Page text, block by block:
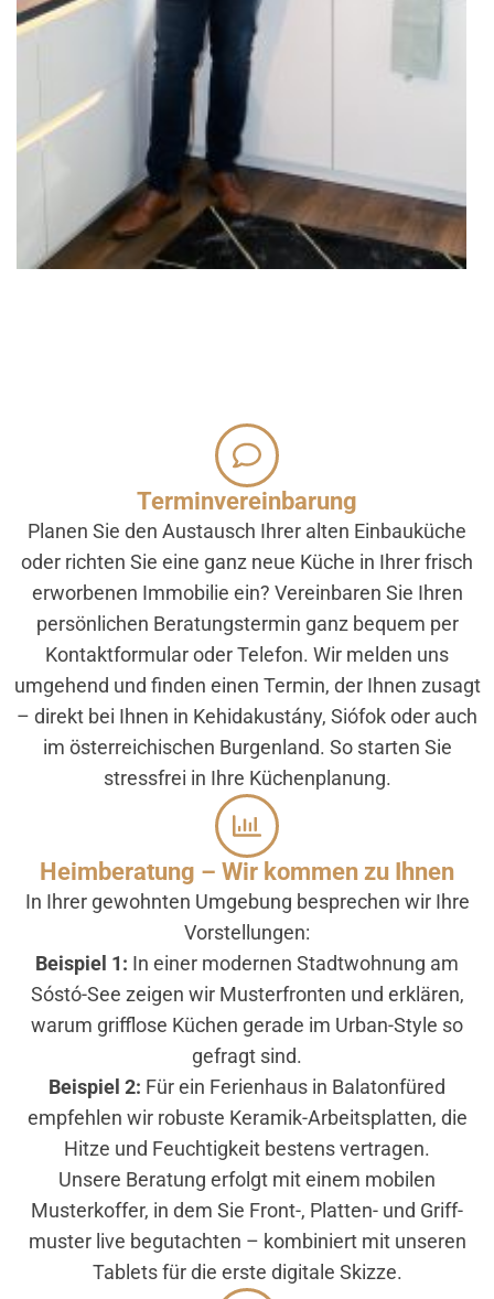
Terminvereinbarung
Planen Sie den Austausch Ihrer alten Einbauküche
oder richten Sie eine ganz neue Küche in Ihrer frisch
erworbenen Immobilie ein? Vereinbaren Sie Ihren
persönlichen Beratungstermin ganz bequem per
Kontaktformular oder Telefon. Wir melden uns
umgehend und finden einen Termin, der Ihnen zusagt
– direkt bei Ihnen in Kehidakustány, Siófok oder auch
im österreichischen Burgenland. So starten Sie
stressfrei in Ihre Küchenplanung.
Heimberatung – Wir kommen zu Ihnen
In Ihrer gewohnten Umgebung besprechen wir Ihre
Vorstellungen:
Beispiel 1: In einer modernen Stadtwohnung am
Sóstó-See zeigen wir Musterfronten und erklären,
warum grifflose Küchen gerade im Urban-Style so
gefragt sind.
Beispiel 2: Für ein Ferienhaus in Balatonfüred
empfehlen wir robuste Keramik-Arbeitsplatten, die
Hitze und Feuchtigkeit bestens vertragen.
Unsere Beratung erfolgt mit einem mobilen
Musterkoffer, in dem Sie Front-, Platten- und Griff­
muster live begutachten – kombiniert mit unseren
Tablets für die erste digitale Skizze.